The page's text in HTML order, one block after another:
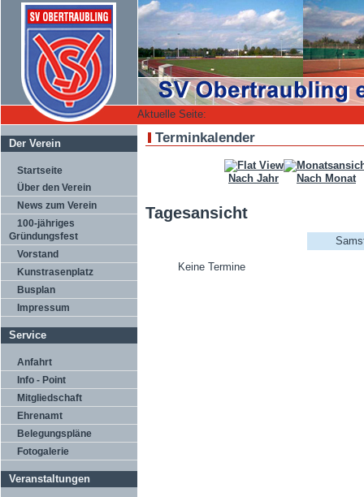
Aktuelle Seite:
Der Verein
Startseite
Über den Verein
News zum Verein
100-jähriges
Gründungsfest
Vorstand
Kunstrasenplatz
Busplan
Impressum
Service
Anfahrt
Info - Point
Mitgliedschaft
Ehrenamt
Belegungspläne
Fotogalerie
Veranstaltungen
Terminkalender
Nach Jahr Nach Monat
Tagesansicht
Keine Termine